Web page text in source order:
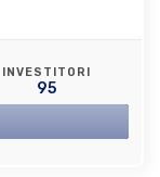
INVESTITORI
95